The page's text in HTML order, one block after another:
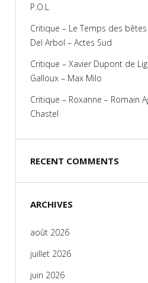
P.O.L
Critique – Le Temps des
Del Arbol – Actes Sud
Critique – Xavier Dupont de
Galloux – Max Milo
Critique – Roxanne – Romain
Chastel
RECENT COMMENTS
ARCHIVES
août 2026
juillet 2026
juin 2026